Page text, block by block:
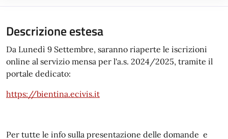
Descrizione estesa
Da Lunedì 9 Settembre, saranno riaperte le iscrizioni
online al servizio mensa per l'a.s. 2024/2025, tramite il
portale dedicato:
https://bientina.ecivis.it
Per tutte le info sulla presentazione delle domande e